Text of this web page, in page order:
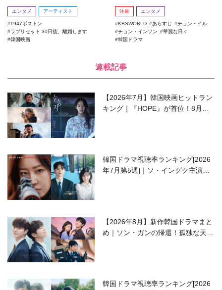
エンタメ アーティスト
1947ボストン
ラブリセット 30日後、離婚します
韓国映画
注目 エンタメ
KBSWORLD あらすじ
チョン・イル
チョン・インソン
華麗な日々
韓国ドラマ
連載記事
【2026年7月】韓国映画ヒットラン
キング｜『HOPE』が首位！8月公
韓国ドラマ視聴率ランキング[2026
年7月第5週]｜ソ・イングク主演の
【2026年8月】新作韓国ドラマまと
め｜ソン・ガンの帰還！孤独な天才
韓国ドラマ視聴率ランキング[2026